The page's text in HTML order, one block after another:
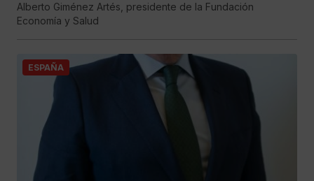
Alberto Giménez Artés, presidente de la Fundación
Economía y Salud
ESPAÑA